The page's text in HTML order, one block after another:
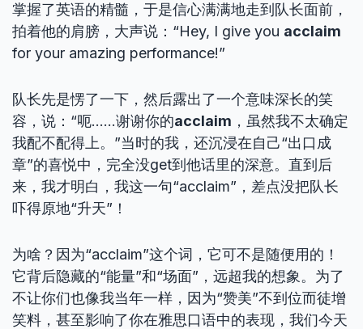
掌握了英语的精髓，于是信心满满地走到队长面前，
拍着他的肩膀，大声说：“Hey, I give you acclaim
for your amazing performance!”
队长先是愣了一下，然后露出了一个意味深长的笑
容，说：“呃……谢谢你的acclaim ，虽然我不太确定
我配不配得上。”当时的我，还沉浸在自己“出口成
章”的喜悦中，完全没get到他话里的深意。直到后
来，我才明白，我这一句“acclaim”，差点没把队长
吓得原地“升天”！
为啥？因为“acclaim”这个词，它可不是随便用的！
它背后隐藏的“能量”和“场面”，远超我的想象。为了
不让你们也像我当年一样，因为“赞美”不到位而徒增
笑料，甚至影响了你在雅思口语中的表现，我们今天